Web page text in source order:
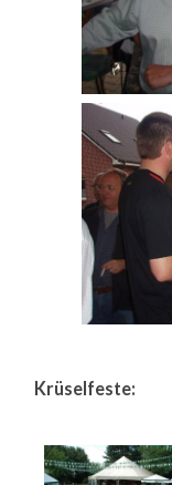
Krüselfeste: